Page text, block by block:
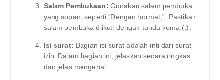
Salam Pembukaan: Gunakan salam pembuka
yang sopan, seperti “Dengan hormat,”. Pastikan
salam pembuka diikuti dengan tanda koma (,).
Isi surat: Bagian isi surat adalah inti dari surat
izin. Dalam bagian ini, jelaskan secara ringkas
dan jelas mengenai: